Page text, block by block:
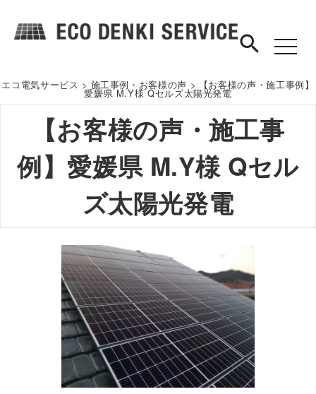
toggle
search
エコ電気サービス > 施工事例・お客様の声 > 【お客様の声・施工事例】
愛媛県 M.Y様 Qセルズ太陽光発電
【お客様の声・施工事
例】愛媛県 M.Y様 Qセル
ズ太陽光発電